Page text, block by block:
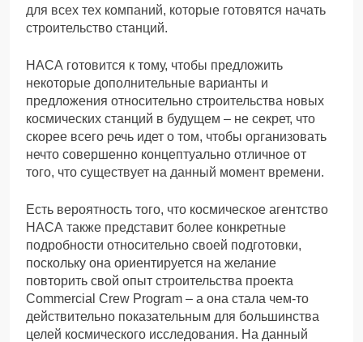
для всех тех компаний, которые готовятся начать
строительство станций.
НАСА готовится к тому, чтобы предложить
некоторые дополнительные варианты и
предложения относительно строительства новых
космических станций в будущем – не секрет, что
скорее всего речь идет о том, чтобы организовать
нечто совершенно концептуально отличное от
того, что существует на данный момент времени.
Есть вероятность того, что космическое агентство
НАСА также представит более конкретные
подробности относительно своей подготовки,
поскольку она ориентируется на желание
повторить свой опыт строительства проекта
Commercial Crew Program – а она стала чем-то
действительно показательным для большинства
целей космического исследования. На данный